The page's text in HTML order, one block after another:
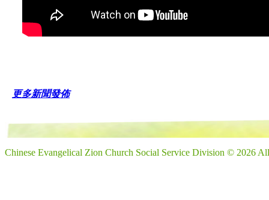
更多新聞發佈
Chinese Evangelical Zion Church Social Service Division © 2026